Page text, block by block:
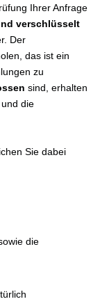
Ihrer Anfrage
verschlüsselt
Der
das ist ein
zu
sind, erhalten
die
Sie dabei
die